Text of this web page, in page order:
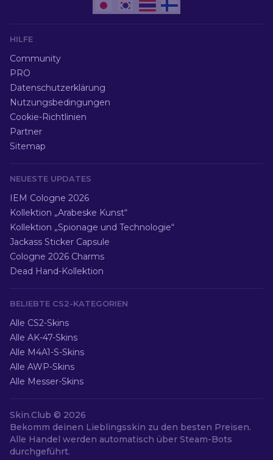
HILFE
Community
PRO
Datenschutzerklärung
Nutzungsbedingungen
Cookie-Richtlinien
Partner
Sitemap
NEUESTE UPDATES
IEM Cologne 2026
Kollektion „Arabeske Kunst“
Kollektion „Spionage und Technologie“
Jackass Sticker Capsule
Cologne 2026 Charms
Dead Hand-Kollektion
BELIEBTE CS2-KATEGORIEN
Alle CS2-Skins
Alle AK-47-Skins
Alle M4A1-S-Skins
Alle AWP-Skins
Alle Messer-Skins
Skin.Club © 2026
Bekomm deinen Lieblingsskin zu den besten Preisen.
Alle Handel werden automatisch über Steam-Bots
durchgeführt.